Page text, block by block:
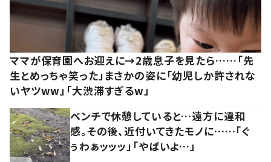
ママが保育園へお迎えに→2歳息子を見たら……「先
生とめっちゃ笑った」まさかの姿に「幼児しか許されな
いヤツww」「大渋滞すぎるw」
ベンチで休憩していると…遠方に違和
感。その後、近付いてきたモノに……「ぐ
ぅわぁッッッ」「やばいよ…」